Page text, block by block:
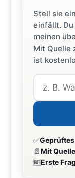
Stell sie
einfällt.
meinen
Mit Quelle
ist
✅
📄Mit Quelle
🆓Erste